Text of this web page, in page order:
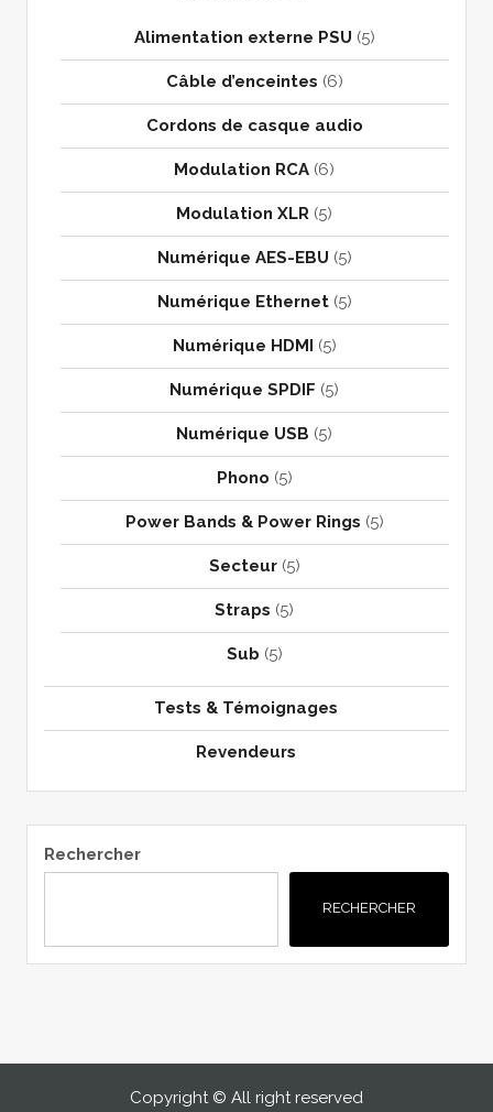
Alimentation externe PSU (5)
Câble d’enceintes (6)
Cordons de casque audio
Modulation RCA (6)
Modulation XLR (5)
Numérique AES-EBU (5)
Numérique Ethernet(5)
Numérique HDMI (5)
Numérique SPDIF (5)
Numérique USB (5)
Phono (5)
Power Bands & Power Rings (5)
Secteur(5)
Straps (5)
Sub (5)
Tests & Témoignages
Revendeurs
Rechercher
RECHERCHER
Copyright © All right reserved